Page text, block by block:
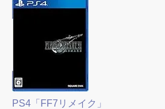
PS4「FF7リメイク」